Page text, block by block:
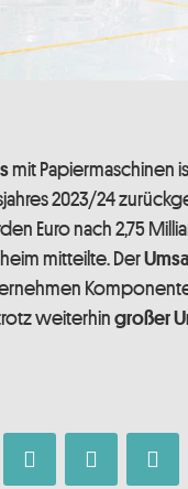
mit Papiermaschinen
2023/24
Euro nach 2,75
mitteilte. Der
weiterhingroßer